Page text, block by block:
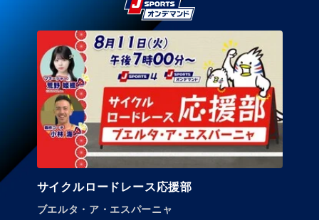
サイクルロードレース応援部
ブエルタ・ア・エスパーニャ